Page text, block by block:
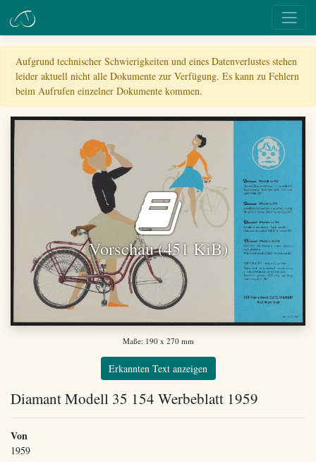
Aufgrund technischer Schwierigkeiten und eines Datenverlustes stehen
leider aktuell nicht alle Dokumente zur Verfügung. Es kann zu Fehlern
beim Aufrufen einzelner Dokumente kommen.
Vorschau (451 KiB)
Maße: 190 x 270 mm
Erkannten Text anzeigen
Diamant Modell 35 154 Werbeblatt 1959
Von
1959